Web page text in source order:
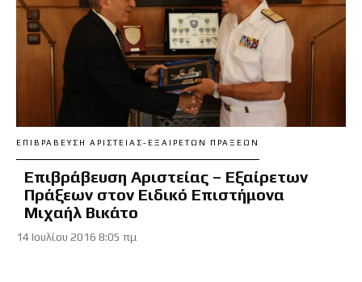
ΕΠΙΒΡΆΒΕΥΣΗ ΑΡΙΣΤΕΊΑΣ-ΕΞΑΊΡΕΤΩΝ ΠΡΆΞΕΩΝ
Επιβράβευση Αριστείας – Εξαίρετων
Πράξεων στον Ειδικό Επιστήμονα
Μιχαήλ Βικάτο
14 Ιουλίου 2016 8:05 πμ